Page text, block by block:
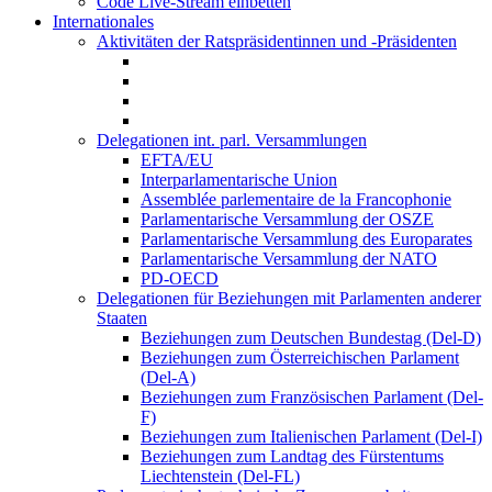
Internationales
Aktivitäten der Ratspräsidentinnen und -Präsidenten
Delegationen int. parl. Versammlungen
EFTA/EU
Interparlamentarische Union
Assemblée parlementaire de la Francophonie
Parlamentarische Versammlung der OSZE
Parlamentarische Versammlung des Europarates
Parlamentarische Versammlung der NATO
PD-OECD
Delegationen für Beziehungen mit Parlamenten anderer
Staaten
Beziehungen zum Deutschen Bundestag (Del-D)
Beziehungen zum Österreichischen Parlament
(Del-A)
Beziehungen zum Französischen Parlament (Del-
F)
Beziehungen zum Italienischen Parlament (Del-I)
Beziehungen zum Landtag des Fürstentums
Liechtenstein (Del-FL)